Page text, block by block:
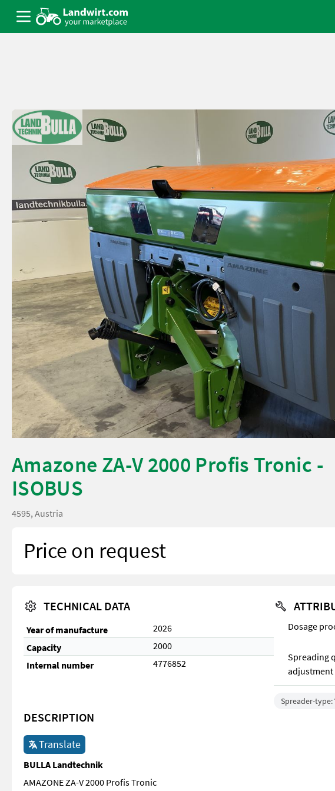
Amazone ZA-V 2000 Profis Tronic -
ISOBUS
4595, Austria
Price on request
TECHNICAL DATA
Year of manufacture
2026
Capacity
2000
Internal number
4776852
Dosage
Spreading
adjustment
Spreader-type:
DESCRIPTION
Translate
BULLA Landtechnik
AMAZONE ZA-V 2000 Profis Tronic